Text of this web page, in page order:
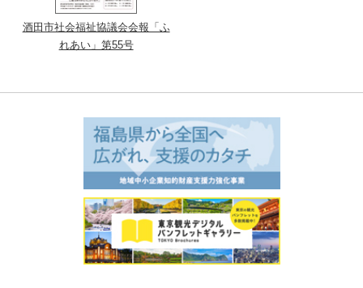
酒田市社会福祉協議会会報「ふ
れあい」第55号